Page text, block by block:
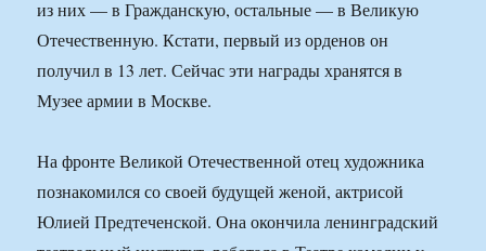
из них — в Гражданскую, остальные — в Великую
Отечественную. Кстати, первый из орденов он
получил в 13 лет. Сейчас эти награды хранятся в
Музее армии в Москве.
На фронте Великой Отечественной отец художника
познакомился со своей будущей женой, актрисой
Юлией Предтеченской. Она окончила ленинградский